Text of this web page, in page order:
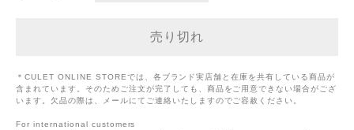
＊CULET ONLINE STOREでは、各ブランド実店舗と在庫を共有している商品が
含まれています。そのためご注文が完了しても、商品をご用意できない場合がござ
います。欠品の際は、メールにてご連絡いたしますのでご容赦ください。
For international customers